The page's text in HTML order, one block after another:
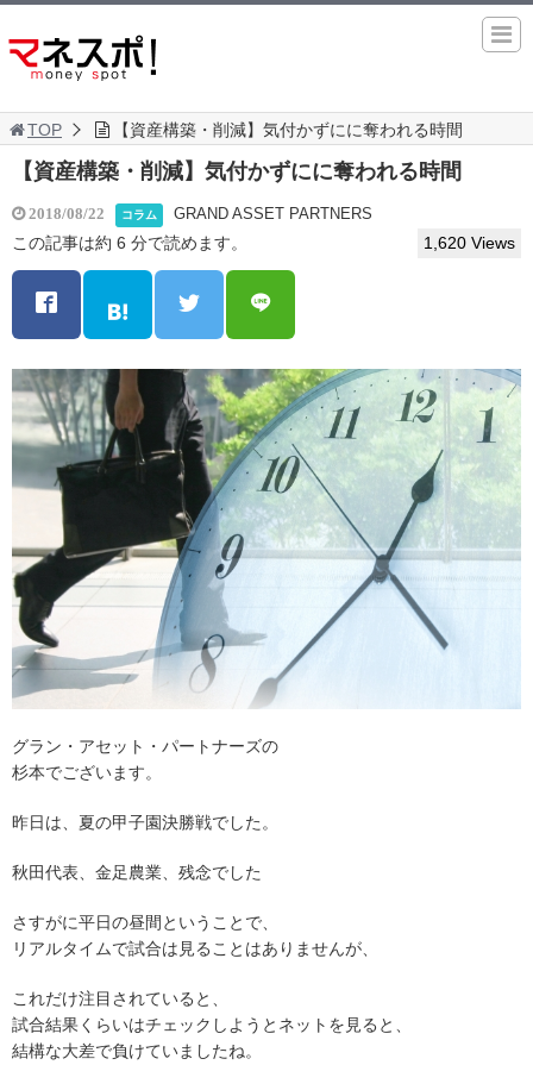
TOP 【資産構築・削減】気付かずにに奪われる時間
【資産構築・削減】気付かずにに奪われる時間
2018/08/22 コラム GRAND ASSET PARTNERS
この記事は約 6 分で読めます。 1,620 Views
グラン・アセット・パートナーズの
杉本でございます。
昨日は、夏の甲子園決勝戦でした。
秋田代表、金足農業、残念でした
さすがに平日の昼間ということで、
リアルタイムで試合は見ることはありませんが、
これだけ注目されていると、
試合結果くらいはチェックしようとネットを見ると、
結構な大差で負けていましたね。